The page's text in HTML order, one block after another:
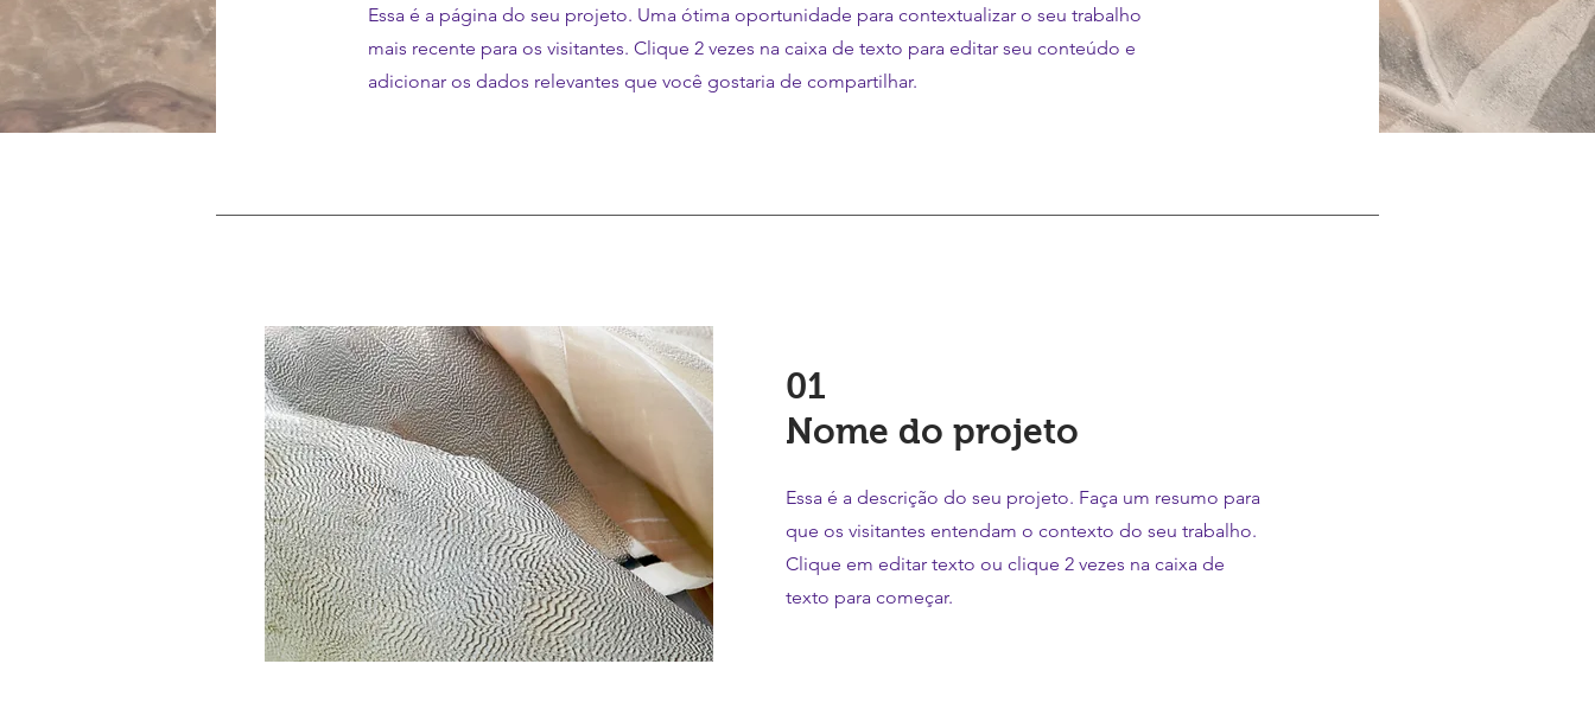
Essa é a página do seu projeto. Uma ótima oportunidade para contextualizar o seu trabalho
mais recente para os visitantes. Clique 2 vezes na caixa de texto para editar seu conteúdo e
adicionar os dados relevantes que você gostaria de compartilhar.
01
Nome do projeto
Essa é a descrição do seu projeto. Faça um resumo para
que os visitantes entendam o contexto do seu trabalho.
Clique em editar texto ou clique 2 vezes na caixa de
texto para começar.